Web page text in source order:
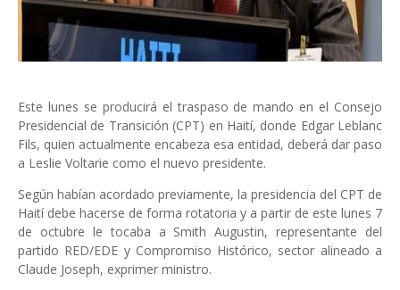
Este lunes se producirá el traspaso de mando en el Consejo
Presidencial de Transición (CPT) en Haití, donde Edgar Leblanc
Fils, quien actualmente encabeza esa entidad, deberá dar paso
a Leslie Voltarie como el nuevo presidente.
Según habían acordado previamente, la presidencia del CPT de
Haití debe hacerse de forma rotatoria y a partir de este lunes 7
de octubre le tocaba a Smith Augustin, representante del
partido RED/EDE y Compromiso Histórico, sector alineado a
Claude Joseph, exprimer ministro.